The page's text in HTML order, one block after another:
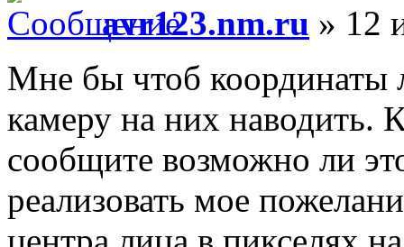
avr123.nm.ru » 12
Мне бы чтоб координаты
камеру на них наводить.
сообщите возможно ли
реализовать мое